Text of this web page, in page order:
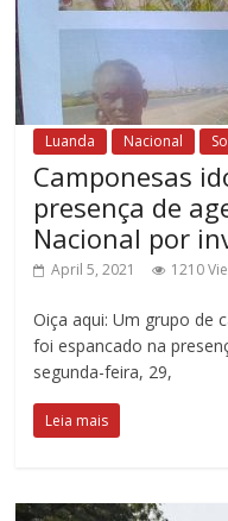
Luanda Nacional
Camponesas
presença de
Nacional por
April 5, 2021 1210
Oiça aqui: Um grupo de
foi espancado na
segunda-feira, 29,
Leia mais